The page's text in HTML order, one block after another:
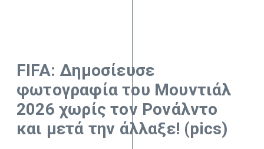
FIFA: Δημοσίευσε
φωτογραφία του Μουντιάλ
2026 χωρίς τον Ρονάλντο
και μετά την άλλαξε! (pics)